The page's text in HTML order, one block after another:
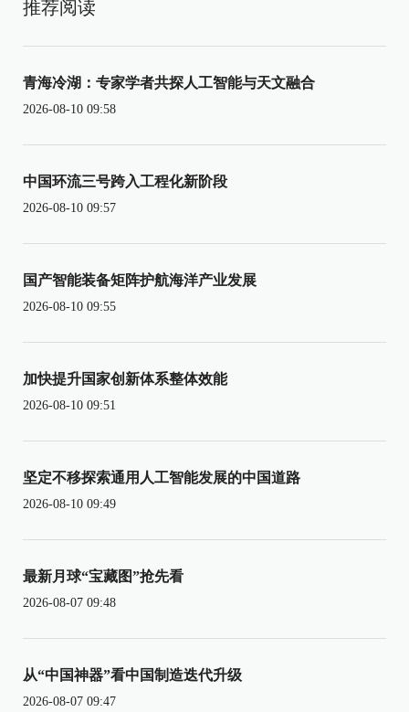
推荐阅读
青海冷湖：专家学者共探人工智能与天文融合
2026-08-10 09:58
中国环流三号跨入工程化新阶段
2026-08-10 09:57
国产智能装备矩阵护航海洋产业发展
2026-08-10 09:55
加快提升国家创新体系整体效能
2026-08-10 09:51
坚定不移探索通用人工智能发展的中国道路
2026-08-10 09:49
最新月球“宝藏图”抢先看
2026-08-07 09:48
从“中国神器”看中国制造迭代升级
2026-08-07 09:47